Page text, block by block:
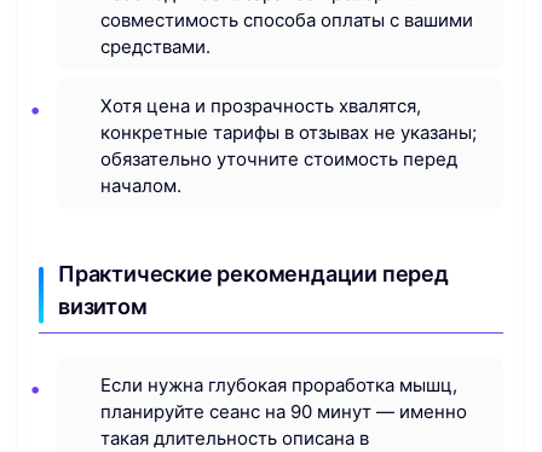
совместимость способа оплаты с вашими
средствами.
Хотя цена и прозрачность хвалятся,
конкретные тарифы в отзывах не указаны;
обязательно уточните стоимость перед
началом.
Практические рекомендации перед
визитом
Если нужна глубокая проработка мышц,
планируйте сеанс на 90 минут — именно
такая длительность описана в